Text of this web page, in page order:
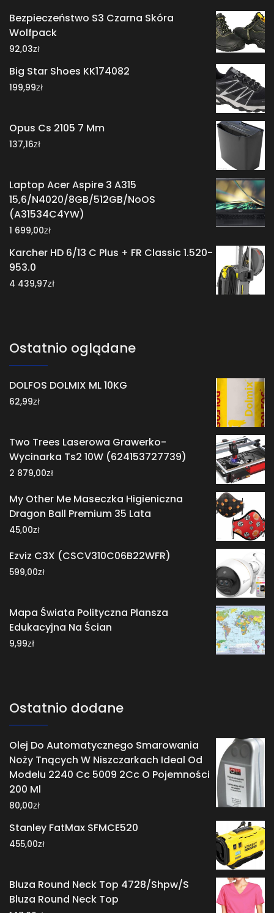
Bezpieczeństwo S3 Czarna Skóra
Wolfpack
92,03zł
Big Star Shoes KK174082
199,99zł
Opus Cs 2105 7 Mm
137,16zł
Laptop Acer Aspire 3 A315
15,6/N4020/8GB/512GB/NoOS
(A31534C4YW)
1 699,00zł
Karcher HD 6/13 C Plus + FR Classic 1.520-
953.0
4 439,97zł
Ostatnio oglądane
DOLFOS DOLMIX ML 10KG
62,99zł
Two Trees Laserowa Grawerko-
Wycinarka Ts2 10W (624153727739)
2 879,00zł
My Other Me Maseczka Higieniczna
Dragon Ball Premium 35 Lata
45,00zł
Ezviz C3X (CSCV310C06B22WFR)
599,00zł
Mapa Świata Polityczna Plansza
Edukacyjna Na Ścian
9,99zł
Ostatnio dodane
Olej Do Automatycznego Smarowania
Noży Tnących W Niszczarkach Ideal Od
Modelu 2240 Cc 5009 2Cc O Pojemności
200 Ml
80,00zł
Stanley FatMax SFMCE520
455,00zł
Bluza Round Neck Top 4728/Shpw/S
Bluza Round Neck Top